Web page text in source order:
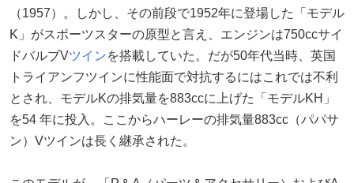
（1957）。しかし、その前段で1952年に登場した「モデル
K」がスポーツスターの原型と言え、エンジンは750ccサイ
ドバルブVツインを搭載していた。だが50年代当時、英国
トライアンフツインに性能面で対抗するにはこれでは不利
とされ、モデルKの排気量を883ccに上げた「モデルKH」
を54 年に投入。ここからハーレーの排気量883cc（パパサ
ン）Vツインは長く継承された。